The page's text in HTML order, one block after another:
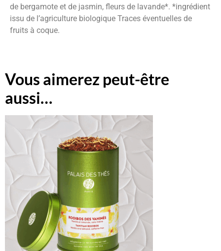
de bergamote et de jasmin, fleurs de lavande*. *ingrédient
issu de l’agriculture biologique Traces éventuelles de
fruits à coque.
Vous aimerez peut-être
aussi…